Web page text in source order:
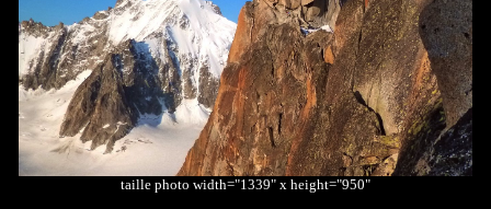
taille photo width="1339" x height="950"